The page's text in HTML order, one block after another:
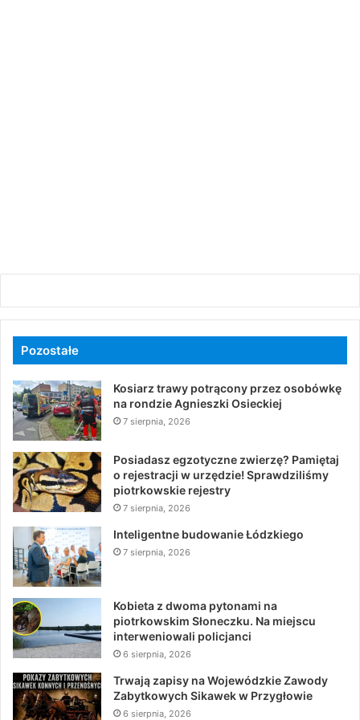
Pozostałe
Kosiarz trawy potrącony przez osobówkę
na rondzie Agnieszki Osieckiej
7 sierpnia, 2026
Posiadasz egzotyczne zwierzę? Pamiętaj
o rejestracji w urzędzie! Sprawdziliśmy
piotrkowskie rejestry
7 sierpnia, 2026
Inteligentne budowanie Łódzkiego
7 sierpnia, 2026
Kobieta z dwoma pytonami na
piotrkowskim Słoneczku. Na miejscu
interweniowali policjanci
6 sierpnia, 2026
Trwają zapisy na Wojewódzkie Zawody
Zabytkowych Sikawek w Przygłowie
6 sierpnia, 2026